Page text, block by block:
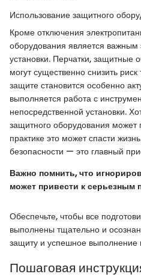
Использование защитного
Кроме отключения
оборудования является
установки. Перчатки, защитные
могут существенно снизить
защите становится особенно
выполняется работа с
непосредственной установки.
защитного оборудования может
практике это может спасти
безопасности — это главный
Важно помнить, что
может привести к серьезным
Обеспечьте, чтобы все
выполнены тщательно и
защиту и успешное выполнение
Пошаговая